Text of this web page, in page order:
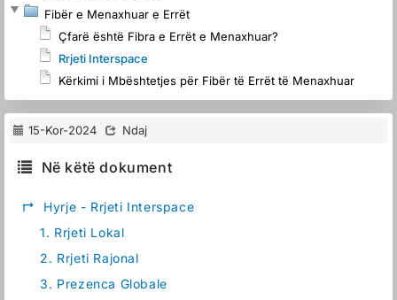
Fibër e Menaxhuar e Errët
Çfarë është Fibra e Errët e Menaxhuar?
Rrjeti Interspace
Kërkimi i Mbështetjes për Fibër të Errët të Menaxhuar
15-Kor-2024 Ndaj
Në këtë dokument
↱
Hyrje - Rrjeti Interspace
1. Rrjeti Lokal
2. Rrjeti Rajonal
3. Prezenca Globale